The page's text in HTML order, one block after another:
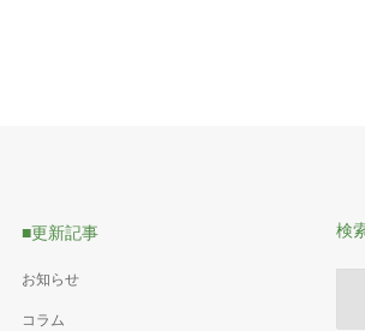
■更新記事
お知らせ
コラム
検